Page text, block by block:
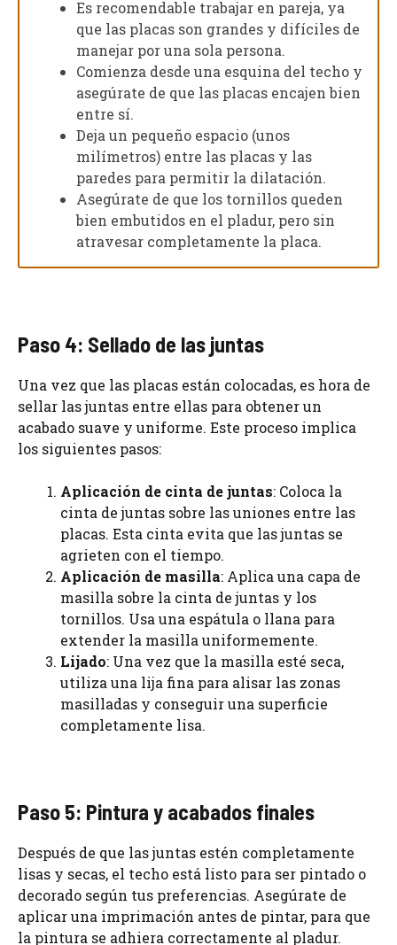
Es recomendable trabajar en pareja, ya
que las placas son grandes y difíciles de
manejar por una sola persona.
Comienza desde una esquina del techo y
asegúrate de que las placas encajen bien
entre sí.
Deja un pequeño espacio (unos
milímetros) entre las placas y las
paredes para permitir la dilatación.
Asegúrate de que los tornillos queden
bien embutidos en el pladur, pero sin
atravesar completamente la placa.
Paso 4: Sellado de las juntas
Una vez que las placas están colocadas, es hora de
sellar las juntas entre ellas para obtener un
acabado suave y uniforme. Este proceso implica
los siguientes pasos:
Aplicación de cinta de juntas: Coloca la
cinta de juntas sobre las uniones entre las
placas. Esta cinta evita que las juntas se
agrieten con el tiempo.
Aplicación de masilla: Aplica una capa de
masilla sobre la cinta de juntas y los
tornillos. Usa una espátula o llana para
extender la masilla uniformemente.
Lijado: Una vez que la masilla esté seca,
utiliza una lija fina para alisar las zonas
masilladas y conseguir una superficie
completamente lisa.
Paso 5: Pintura y acabados finales
Después de que las juntas estén completamente
lisas y secas, el techo está listo para ser pintado o
decorado según tus preferencias. Asegúrate de
aplicar una imprimación antes de pintar, para que
la pintura se adhiera correctamente al pladur.